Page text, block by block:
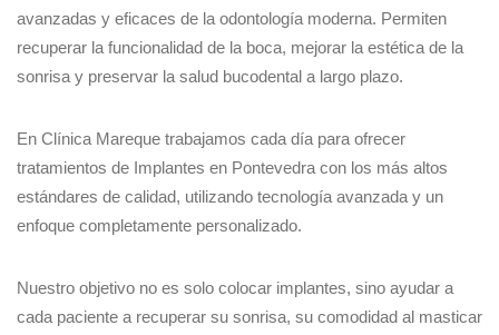
avanzadas y eficaces de la odontología moderna. Permiten
recuperar la funcionalidad de la boca, mejorar la estética de la
sonrisa y preservar la salud bucodental a largo plazo.
En Clínica Mareque trabajamos cada día para ofrecer
tratamientos de Implantes en Pontevedra con los más altos
estándares de calidad, utilizando tecnología avanzada y un
enfoque completamente personalizado.
Nuestro objetivo no es solo colocar implantes, sino ayudar a
cada paciente a recuperar su sonrisa, su comodidad al masticar